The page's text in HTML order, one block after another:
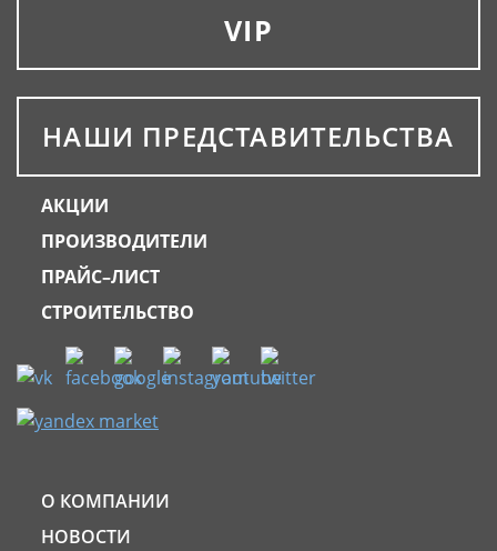
VIP
НАШИ ПРЕДСТАВИТЕЛЬСТВА
АКЦИИ
ПРОИЗВОДИТЕЛИ
ПРАЙС–ЛИСТ
СТРОИТЕЛЬСТВО
О КОМПАНИИ
НОВОСТИ